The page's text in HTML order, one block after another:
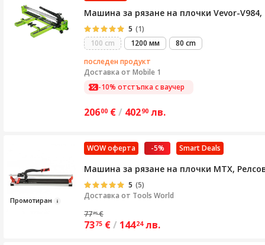
Машина за рязане на плочки Vevor-
5 (1)
100 cm
1200 мм
80 cm
последен продукт
Доставка от Mobile 1
-10% отстъпка с ваучер
20600 €/ 40290 лв.
Промотиран
Smart Deals
-5%
WOW оферта
Машина за рязане на плочки MTX,
5 (5)
Доставка от Tools World
7775 €
7375 €/ 14424 лв.